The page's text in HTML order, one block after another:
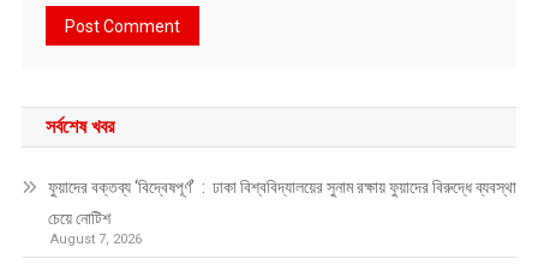
সর্বশেষ খবর
ফুয়াদের বক্তব্য ‘বিদ্বেষপূর্ণ’ : ঢাকা বিশ্ববিদ্যালয়ের সুনাম রক্ষায় ফুয়াদের বিরুদ্ধে ব্যবস্থা
চেয়ে নোটিশ
August 7, 2026